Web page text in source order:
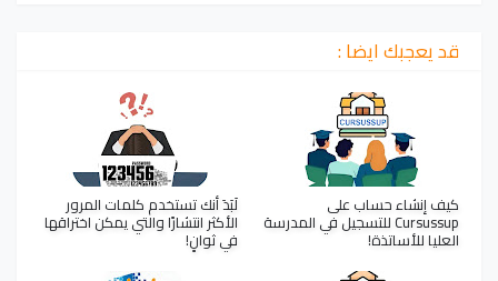
قد يعجبك ايضا :
كيف إنشاء حساب على
Cursussup للتسجيل في المدرسة
العليا للأساتذة!
لَبَدَ أنك تستخدم كلمات المرور
الأكثر انتشارًا والتي يمكن اختراقها
في ثوانٍ!